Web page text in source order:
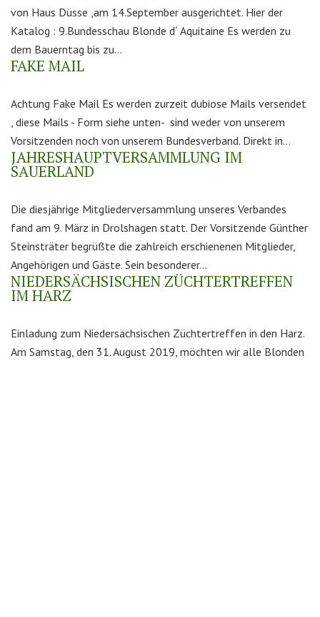
von Haus Düsse ,am 14.September ausgerichtet. Hier der
Katalog : 9.Bundesschau Blonde d´ Aquitaine Es werden zu
dem Bauerntag bis zu...
FAKE MAIL
Achtung Fake Mail Es werden zurzeit dubiose Mails versendet
, diese Mails - Form siehe unten- sind weder von unserem
Vorsitzenden noch von unserem Bundesverband. Direkt in...
JAHRESHAUPTVERSAMMLUNG IM
SAUERLAND
Die diesjährige Mitgliederversammlung unseres Verbandes
fand am 9. März in Drolshagen statt. Der Vorsitzende Günther
Steinsträter begrüßte die zahlreich erschienenen Mitglieder,
Angehörigen und Gäste. Sein besonderer...
NIEDERSÄCHSISCHEN ZÜCHTERTREFFEN
IM HARZ
Einladung zum Niedersächsischen Züchtertreffen in den Harz.
Am Samstag, den 31. August 2019, möchten wir alle Blonden